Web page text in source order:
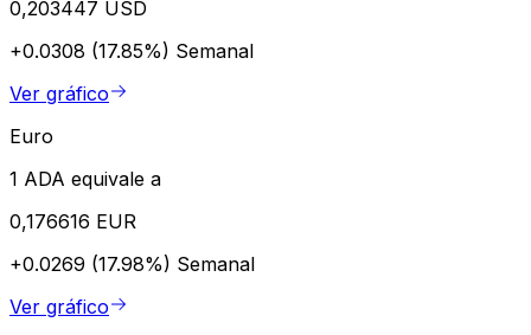
0,203447 USD
+0.0308 (17.85%) Semanal
Ver gráfico
Euro
1 ADA equivale a
0,176616 EUR
+0.0269 (17.98%) Semanal
Ver gráfico